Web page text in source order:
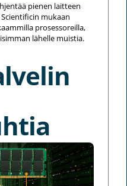
pienen laitteen
mukaan
prosessoreilla,
lähelle muistia.